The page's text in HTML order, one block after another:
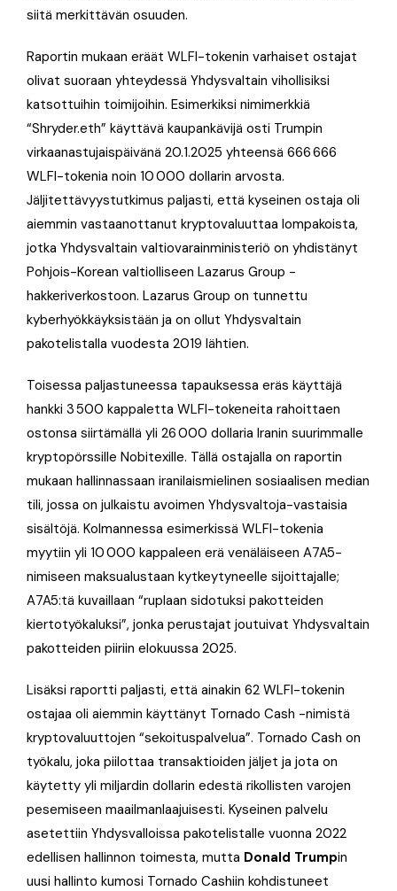
siitä merkittävän osuuden.
Raportin mukaan eräät WLFI-tokenin varhaiset ostajat
olivat suoraan yhteydessä Yhdysvaltain vihollisiksi
katsottuihin toimijoihin. Esimerkiksi nimimerkkiä
“Shryder.eth” käyttävä kaupankävijä osti Trumpin
virkaanastujaispäivänä 20.1.2025 yhteensä 666 666
WLFI-tokenia noin 10 000 dollarin arvosta.
Jäljitettävyystutkimus paljasti, että kyseinen ostaja oli
aiemmin vastaanottanut kryptovaluuttaa lompakoista,
jotka Yhdysvaltain valtiovarainministeriö on yhdistänyt
Pohjois-Korean valtiolliseen Lazarus Group -
hakkeriverkostoon. Lazarus Group on tunnettu
kyberhyökkäyksistään ja on ollut Yhdysvaltain
pakotelistalla vuodesta 2019 lähtien.
Toisessa paljastuneessa tapauksessa eräs käyttäjä
hankki 3 500 kappaletta WLFI-tokeneita rahoittaen
ostonsa siirtämällä yli 26 000 dollaria Iranin suurimmalle
kryptopörssille Nobitexille. Tällä ostajalla on raportin
mukaan hallinnassaan iranilaismielinen sosiaalisen median
tili, jossa on julkaistu avoimen Yhdysvaltoja-vastaisia
sisältöjä. Kolmannessa esimerkissä WLFI-tokenia
myytiin yli 10 000 kappaleen erä venäläiseen A7A5-
nimiseen maksualustaan kytkeytyneelle sijoittajalle;
A7A5:tä kuvaillaan “ruplaan sidotuksi pakotteiden
kiertotyökaluksi”, jonka perustajat joutuivat Yhdysvaltain
pakotteiden piiriin elokuussa 2025.
Lisäksi raportti paljasti, että ainakin 62 WLFI-tokenin
ostajaa oli aiemmin käyttänyt Tornado Cash -nimistä
kryptovaluuttojen “sekoituspalvelua”. Tornado Cash on
työkalu, joka piilottaa transaktioiden jäljet ja jota on
käytetty yli miljardin dollarin edestä rikollisten varojen
pesemiseen maailmanlaajuisesti. Kyseinen palvelu
asetettiin Yhdysvalloissa pakotelistalle vuonna 2022
edellisen hallinnon toimesta, mutta Donald Trumpin
uusi hallinto kumosi Tornado Cashiin kohdistuneet